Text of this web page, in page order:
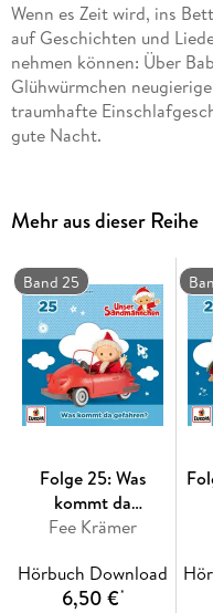
Wenn es Zeit wird, ins
auf Geschichten und
nehmen können: Über
Glühwürmchen
traumhafte
gute Nacht.
Mehr aus dieser Reihe
Band 25
Folge 25: Was
kommt da
gefahren?
Fee Krämer
Hörbuch Download
6,50 €*